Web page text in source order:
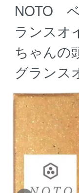
NOTO
ランス
ちゃんの
グランス